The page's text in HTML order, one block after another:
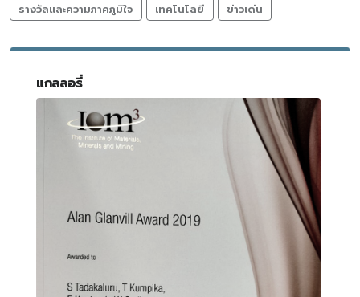
รางวัลและความภาคภูมิใจ
เทคโนโลยี ข่าวเด่น
แกลลอรี่